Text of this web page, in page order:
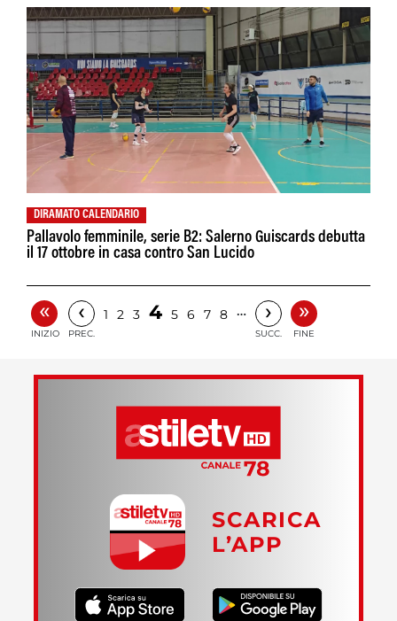
DIRAMATO CALENDARIO
Pallavolo femminile, serie B2: Salerno Guiscards debutta
il 17 ottobre in casa contro San Lucido
«
INIZIO
‹
PREC.
1 2 3 4 5 6 7 8 … ›
SUCC.
»
FINE
SCARICA
L’APP